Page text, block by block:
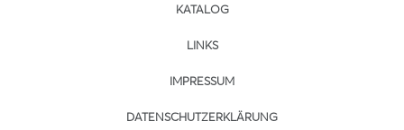
KATALOG
LINKS
IMPRESSUM
DATENSCHUTZERKLÄRUNG